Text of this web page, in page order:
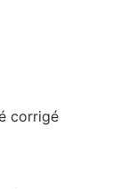
corrigé